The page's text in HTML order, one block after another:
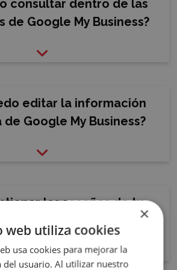
consultar dentro de las
de Google My Business?
editar la información
Google My Business?
las reseñas de tu
×
web utiliza cookies
usa cookies para mejorar la
del usuario. Al utilizar nuestro